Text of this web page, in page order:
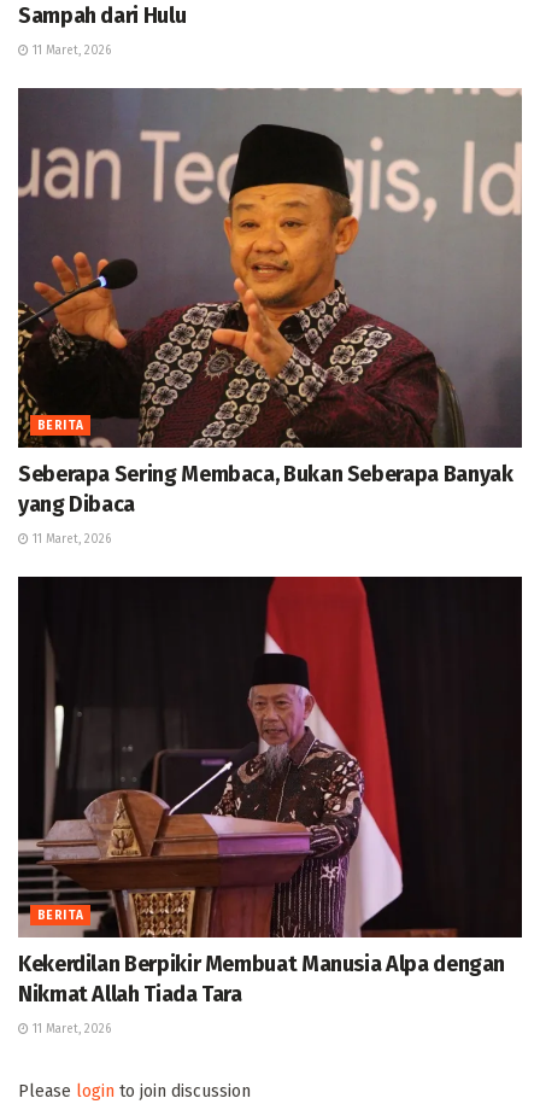
Sampah dari Hulu
11 Maret, 2026
BERITA
Seberapa Sering Membaca, Bukan Seberapa Banyak
yang Dibaca
11 Maret, 2026
BERITA
Kekerdilan Berpikir Membuat Manusia Alpa dengan
Nikmat Allah Tiada Tara
11 Maret, 2026
Please login to join discussion